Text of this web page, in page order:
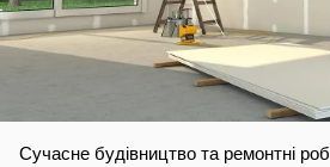
Сучасне будівництво та ремонтні